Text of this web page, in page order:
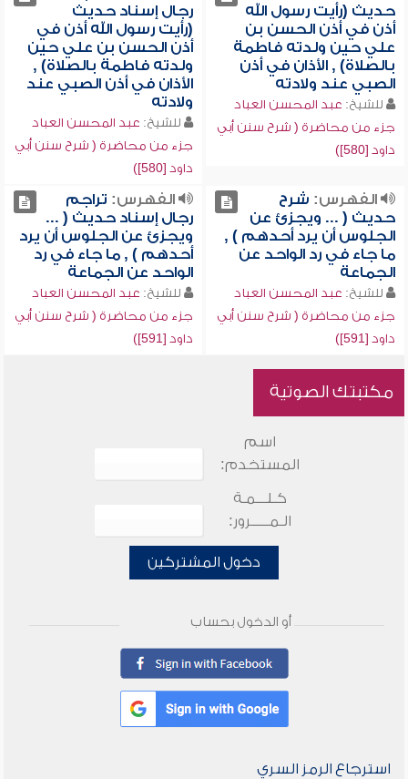
حديث (رأيت رسول الله
أذن في أذن الحسن بن
علي حين ولدته فاطمة
بالصلاة) , الأذان في أذن
الصبي عند ولادته
للشيخ: عبد المحسن العباد
جزء من محاضرة ( شرح سنن أبي
داود [580])
رجال إسناد حديث
(رأيت رسول الله أذن في
أذن الحسن بن علي حين
ولدته فاطمة بالصلاة) ,
الأذان في أذن الصبي عند
ولادته
للشيخ: عبد المحسن العباد
جزء من محاضرة ( شرح سنن أبي
داود [580])
الفهرس: شرح
حديث ( ... ويجزئ عن
الجلوس أن يرد أحدهم ) ,
ما جاء في رد الواحد عن
الجماعة
للشيخ: عبد المحسن العباد
جزء من محاضرة ( شرح سنن أبي
داود [591])
الفهرس: تراجم
رجال إسناد حديث ( ...
ويجزئ عن الجلوس أن يرد
أحدهم ) , ما جاء في رد
الواحد عن الجماعة
للشيخ: عبد المحسن العباد
جزء من محاضرة ( شرح سنن أبي
داود [591])
مكتبتك الصوتية
اسم
المستخدم:
كـلـــمـة
الـمـــــرور:
دخول المشتركين
أو الدخول بحساب
استرجاع الرمز السري